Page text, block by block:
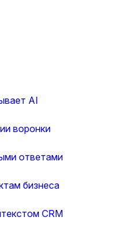
AI
воронки
ответами
бизнеса
CRM